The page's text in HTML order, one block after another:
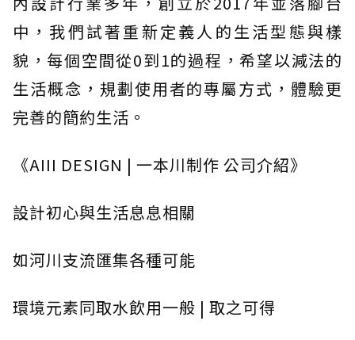
中，我們試著重新定義人的生活型態與樣
貌，每個空間從0到1的過程，希望以減法的
生活概念，規劃使用者的專屬方式，體驗更
完善的簡約生活。
《AIII DESIGN | 一本川制作 公司介紹》
設計初心與生活息息相關
如河川支流匯集各種可能
環境元素同取水飲用一般 | 取之可得